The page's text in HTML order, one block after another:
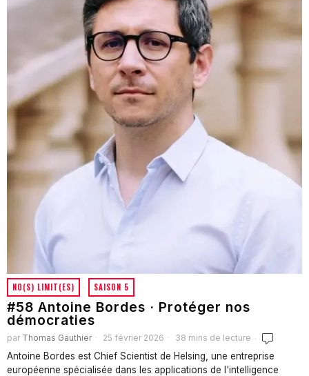
NO(S) LIMIT(ES) · SAISON 5
#58 Antoine Bordes · Protéger nos
démocraties
par Thomas Gauthier 25 février 2026 38 mins de lecture
Antoine Bordes est Chief Scientist de Helsing, une entreprise
européenne spécialisée dans les applications de l'intelligence